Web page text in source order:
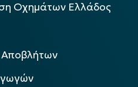
Οχημάτων Ελλάδος